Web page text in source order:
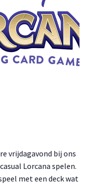
vrijdagavond bij ons
Lorcana spelen.
met een deck wat